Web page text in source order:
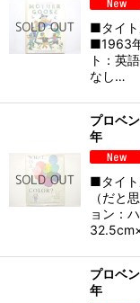
■タイ
■1963
ト：英
なし…
プロベ
年
■タイト
（だ
ョン：
プロベ
年